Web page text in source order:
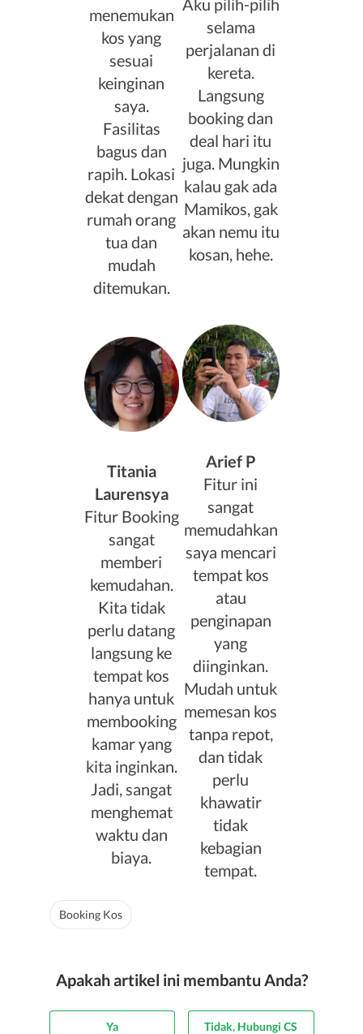
menemukan
kos yang
sesuai
keinginan
saya.
Fasilitas
bagus dan
rapih. Lokasi
dekat dengan
rumah orang
tua dan
mudah
ditemukan.
Aku pilih-pilih
selama
perjalanan di
kereta.
Langsung
booking dan
deal hari itu
juga. Mungkin
kalau gak ada
Mamikos, gak
akan nemu itu
kosan, hehe.
Titania
Laurensya
Fitur Booking
sangat
memberi
kemudahan.
Kita tidak
perlu datang
langsung ke
tempat kos
hanya untuk
membooking
kamar yang
kita inginkan.
Jadi, sangat
menghemat
waktu dan
biaya.
Arief P
Fitur ini
sangat
memudahkan
saya mencari
tempat kos
atau
penginapan
yang
diinginkan.
Mudah untuk
memesan kos
tanpa repot,
dan tidak
perlu
khawatir
tidak
kebagian
tempat.
Booking Kos
Apakah artikel ini membantu Anda?
Ya Tidak, Hubungi CS